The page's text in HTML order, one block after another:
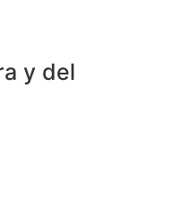
y del